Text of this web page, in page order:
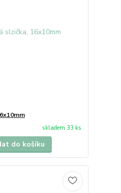
skladem 33 ks
do košíku